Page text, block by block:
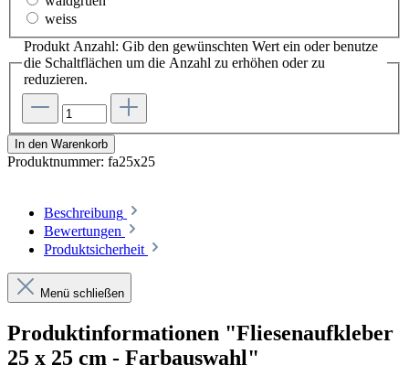
weiss
Produkt Anzahl: Gib den gewünschten Wert ein oder benutze
die Schaltflächen um die Anzahl zu erhöhen oder zu
reduzieren.
In den Warenkorb
Produktnummer: fa25x25
Beschreibung
Bewertungen
Produktsicherheit
Menü schließen
Produktinformationen "Fliesenaufkleber
25 x 25 cm - Farbauswahl"